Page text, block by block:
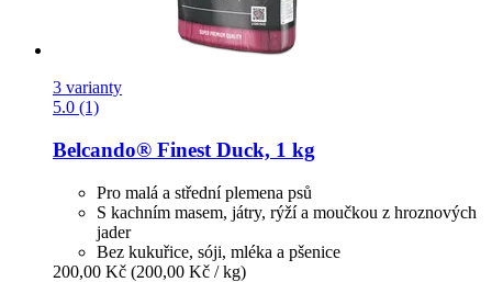
3 varianty
5.0 (1)
Belcando® Finest Duck, 1 kg
Pro malá a střední plemena psů
S kachním masem, játry, rýží a moučkou z hroznových
jader
Bez kukuřice, sóji, mléka a pšenice
200,00 Kč (200,00 Kč / kg)